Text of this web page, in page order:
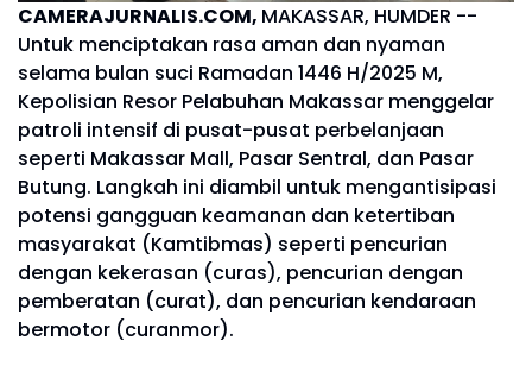
CAMERAJURNALIS.COM, MAKASSAR, HUMDER --
Untuk menciptakan rasa aman dan nyaman
selama bulan suci Ramadan 1446 H/2025 M,
Kepolisian Resor Pelabuhan Makassar menggelar
patroli intensif di pusat-pusat perbelanjaan
seperti Makassar Mall, Pasar Sentral, dan Pasar
Butung. Langkah ini diambil untuk mengantisipasi
potensi gangguan keamanan dan ketertiban
masyarakat (Kamtibmas) seperti pencurian
dengan kekerasan (curas), pencurian dengan
pemberatan (curat), dan pencurian kendaraan
bermotor (curanmor).